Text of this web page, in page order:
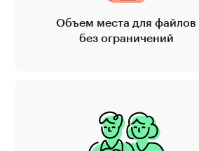
Объем места для файлов
без ограничений